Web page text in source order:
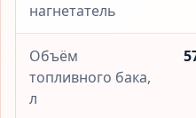
нагнетатель
Объём
топливного бака,
л